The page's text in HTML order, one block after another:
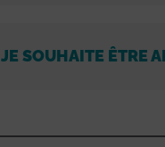
JE SOUHAITE ÊTRE